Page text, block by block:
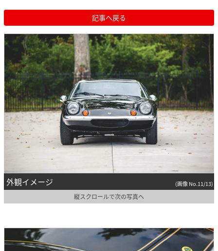
記事へ戻る
外観イメージ (画像 No.11/13)
縦スクロールで次の写真へ